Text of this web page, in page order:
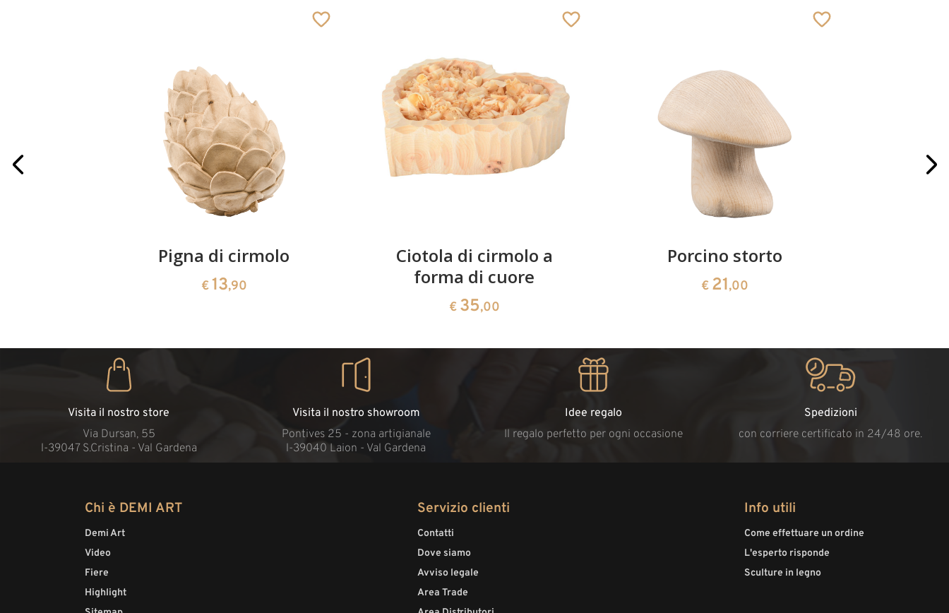
Pigna di cirmolo
€ 13,90
Ciotola di cirmolo a
forma di cuore
€ 35,00
Porcino storto
€ 21,00
Visita il nostro store
Via Dursan, 55
l-39047 S.Cristina - Val Gardena
Visita il nostro showroom
Pontives 25 - zona artigianale
l-39040 Laion - Val Gardena
Idee regalo
Il regalo perfetto per ogni occasione
Spedizioni
con corriere certificato in 24/48 ore.
Chi è DEMI ART
Demi Art
Video
Fiere
Highlight
Servizio clienti
Contatti
Dove siamo
Avviso legale
Area Trade
Info utili
Come effettuare un ordine
L'esperto risponde
Sculture in legno